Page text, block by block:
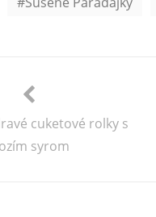
cuketové rolky s
syrom